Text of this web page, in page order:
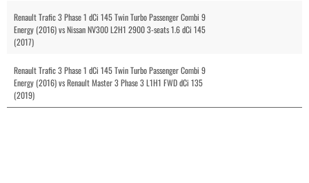
Renault Trafic 3 Phase 1 dCi 145 Twin Turbo Passenger Combi 9
Energy (2016) vs Nissan NV300 L2H1 2900 3-seats 1.6 dCi 145
(2017)
Renault Trafic 3 Phase 1 dCi 145 Twin Turbo Passenger Combi 9
Energy (2016) vs Renault Master 3 Phase 3 L1H1 FWD dCi 135
(2019)